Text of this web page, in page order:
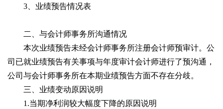
3、业绩预告情况表
二、与会计师事务所沟通情况
本次业绩预告未经会计师事务所注册会计师预审计。公
司已就业绩预告有关事项与年度审计会计师进行了预沟通，
公司与会计师事务所在本期业绩预告方面不存在分歧。
三、业绩变动原因说明
1.当期净利润较大幅度下降的原因说明